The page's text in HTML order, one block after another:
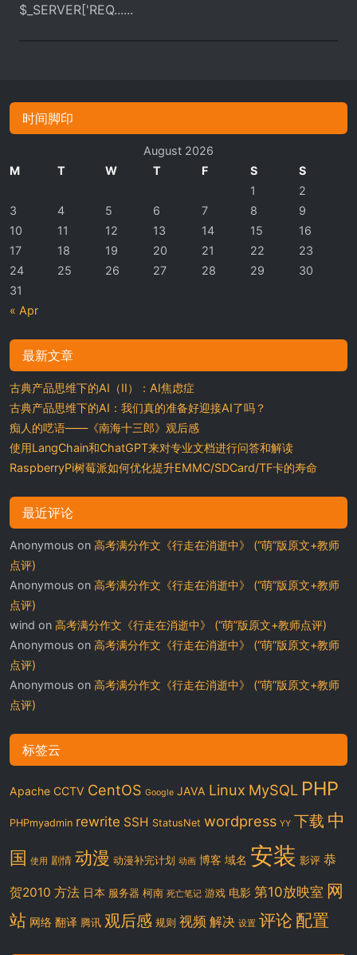
$_SERVER['REQ......
时间脚印
August 2026
M
T W T F S S
« Apr
1
2
3
4 5 6 7 8
9
10
11 12 13 14 15
16
17
18 19 20 21 22
23
24
25 26 27 28 29
30
31
最新文章
古典产品思维下的AI（II）：AI焦虑症
古典产品思维下的AI：我们真的准备好迎接AI了吗？
痴人的呓语——《南海十三郎》观后感
使用LangChain和ChatGPT来对专业文档进行问答和解读
RaspberryPi树莓派如何优化提升EMMC/SDCard/TF卡的寿命
最近评论
Anonymous on 高考满分作文《行走在消逝中》 (“萌”版原文+教师
点评)
Anonymous on 高考满分作文《行走在消逝中》 (“萌”版原文+教师
点评)
wind on 高考满分作文《行走在消逝中》 (“萌”版原文+教师点评)
Anonymous on 高考满分作文《行走在消逝中》 (“萌”版原文+教师
点评)
Anonymous on 高考满分作文《行走在消逝中》 (“萌”版原文+教师
点评)
标签云
Apache CCTV CentOS Google JAVA Linux MySQL PHP
PHPmyadmin rewrite SSH StatusNet wordpress YY 下载 中
国 使用 剧情 动漫 动漫补完计划 动画 博客 域名 安装 影评 恭
贺2010 方法 日本 服务器 柯南 死亡笔记 游戏 电影 第10放映室 网
站 网络 翻译 腾讯 观后感 规则 视频 解决 设置 评论 配置